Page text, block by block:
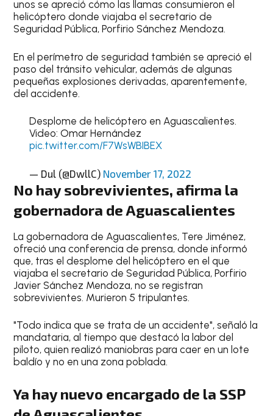
unos se apreció cómo las llamas consumieron el
helicóptero donde viajaba el secretario de
Seguridad Pública, Porfirio Sánchez Mendoza.
En el perímetro de seguridad también se apreció el
paso del tránsito vehicular, además de algunas
pequeñas explosiones derivadas, aparentemente,
del accidente.
Desplome de helicóptero en Aguascalientes.
Video: Omar Hernández
pic.twitter.com/F7WsWBIBEX
— Dul (@DwllC) November 17, 2022
No hay sobrevivientes, afirma la
gobernadora de Aguascalientes
La gobernadora de Aguascalientes, Tere Jiménez,
ofreció una conferencia de prensa, donde informó
que, tras el desplome del helicóptero en el que
viajaba el secretario de Seguridad Pública, Porfirio
Javier Sánchez Mendoza, no se registran
sobrevivientes. Murieron 5 tripulantes.
"Todo indica que se trata de un accidente", señaló la
mandataria, al tiempo que destacó la labor del
piloto, quien realizó maniobras para caer en un lote
baldío y no en una zona poblada.
Ya hay nuevo encargado de la SSP